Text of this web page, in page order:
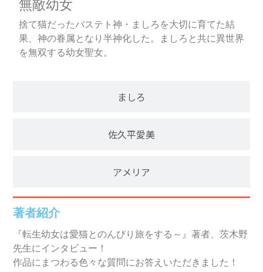
ましろ
佐久平愛美
アメリア
無敵幼女
捨て猫だったバステト神・ましろを大切に育てた結
果、神の眷属となり半神化した。ましろと共に異世界
を無双する幼女聖女。
著者紹介
『転生幼女は愛猫とのんびり旅をする～』著者、茨木野
先生にインタビュー！
作品にまつわる色々な質問にお答えいただきました！